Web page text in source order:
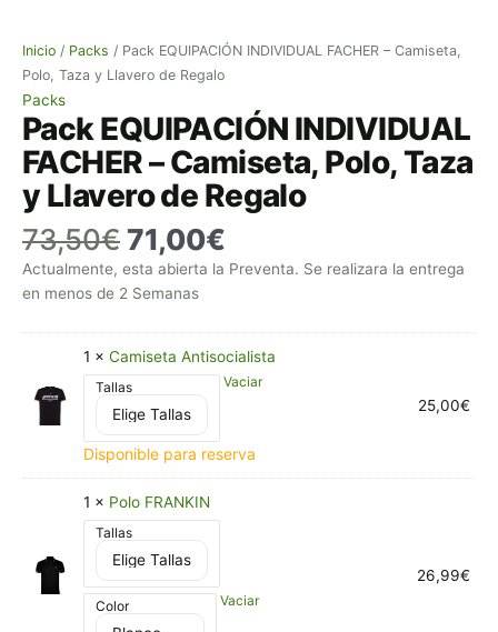
Inicio / Packs / Pack EQUIPACIÓN INDIVIDUAL FACHER – Camiseta,
Polo, Taza y Llavero de Regalo
Packs
Pack EQUIPACIÓN INDIVIDUAL
FACHER – Camiseta, Polo, Taza
y Llavero de Regalo
73,50€ 71,00€
Actualmente, esta abierta la Preventa. Se realizara la entrega
en menos de 2 Semanas
1 × Camiseta Antisocialista
Tallas Vaciar
Disponible para reserva
25,00€
1 × Polo FRANKIN
Tallas
Color Vaciar
26,99€